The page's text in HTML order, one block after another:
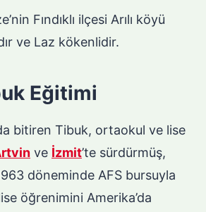
Fındıklı ilçesi Arılı köyü
ve Laz kökenlidir.
Eğitimi
bitiren Tibuk, ortaokul ve lise
ve İzmit’te sürdürmüş,
döneminde AFS bursuyla
öğrenimini Amerika’da